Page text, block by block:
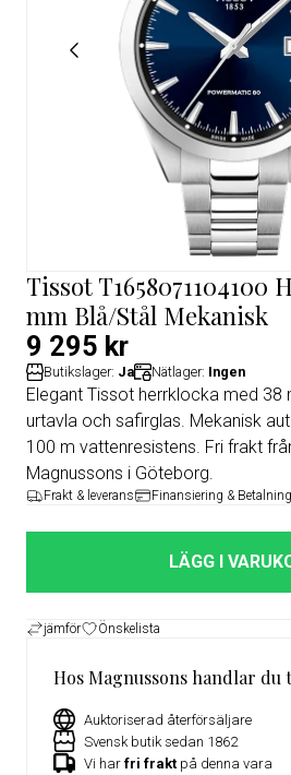
Tissot T1658071104100
mm Blå/Stål Mekanisk
9 295 kr
Butikslager: Ja Nätlager: Ingen
Elegant Tissot herrklocka med 38
urtavla och safirglas. Mekanisk
100 m vattenresistens. Fri frakt
Magnussons i Göteborg.
Frakt & leverans Finansiering & Betalning
LÄGG I
jämför Önskelista
Hos Magnussons handlar
Auktoriserad återförsäljare
Svensk butik sedan 1862
Vi har fri frakt på denna vara